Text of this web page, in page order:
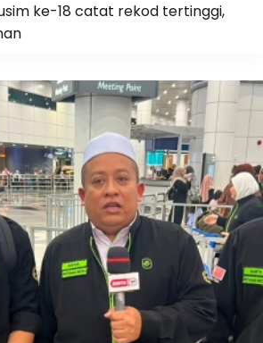
ke-18 catat rekod tertinggi,